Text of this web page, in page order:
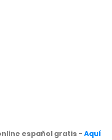
español gratis -Aquí